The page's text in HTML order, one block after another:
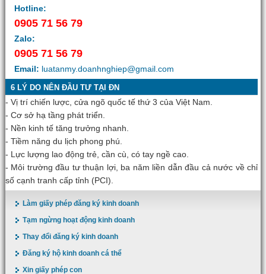
Hotline:
0905 71 56 79
Zalo:
0905 71 56 79
Email: luatanmy.doanhnghiep@gmail.com
6 LÝ DO NÊN ĐẦU TƯ TẠI ĐN
- Vị trí chiến lược, cửa ngõ quốc tế thứ 3 của Việt Nam.
- Cơ sở hạ tầng phát triển.
- Nền kinh tế tăng trưởng nhanh.
- Tiềm năng du lịch phong phú.
- Lực lượng lao động trẻ, cần cù, có tay ngề cao.
- Môi trường đầu tư thuận lợi, ba năm liền dẫn đầu cả nước về chỉ
số cạnh tranh cấp tỉnh (PCI).
Làm giấy phép đăng ký kinh doanh
Tạm ngừng hoạt động kinh doanh
Thay đổi đăng ký kinh doanh
Đăng ký hộ kinh doanh cá thể
Xin giấy phép con